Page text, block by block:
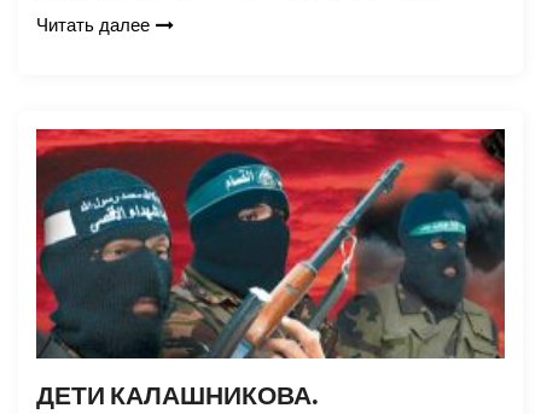
Читать далее
ДЕТИ КАЛАШНИКОВА.